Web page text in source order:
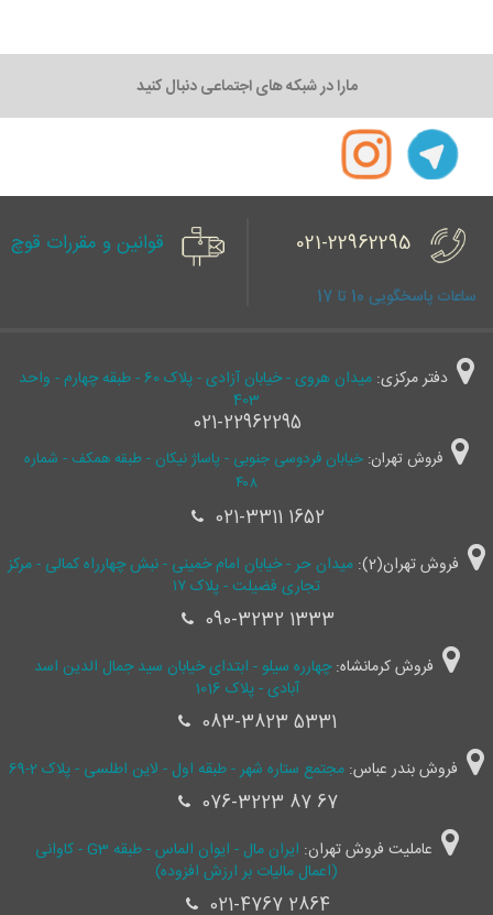
مارا در شبکه های اجتماعی دنبال کنید
021-22962295
ساعات پاسخگویی 10 تا 17
قوانین و مقررات قوچ
دفتر مرکزی:
میدان هروی - خیابان آزادی - پلاک 60 - طبقه چهارم - واحد
403
021-22962295
فروش تهران: خیابان فردوسی جنوبی - پاساژ نیکان - طبقه همکف - شماره
۴۰۸
021-3311 1652
فروش تهران(2):
میدان حر - خیابان امام خمینی - نبش چهارراه کمالی - مرکز
تجاری فضیلت - پلاک ۱۷
090-3232 1333
فروش کرمانشاه:چهارره سیلو - ابتدای خیابان سید جمال ‌الدین اسد
آبادی - پلاک 1016
083-3823 5331
فروش بندر عباس: مجتمع ستاره شهر - طبقه اول - لاین اطلسی - پلاک 2-69
076-3223 87 67
عاملیت فروش تهران:
ایران مال - ایوان الماس - طبقه G3 - کاوانی
(اعمال مالیات بر ارزش افزوده)
021-4767 2864